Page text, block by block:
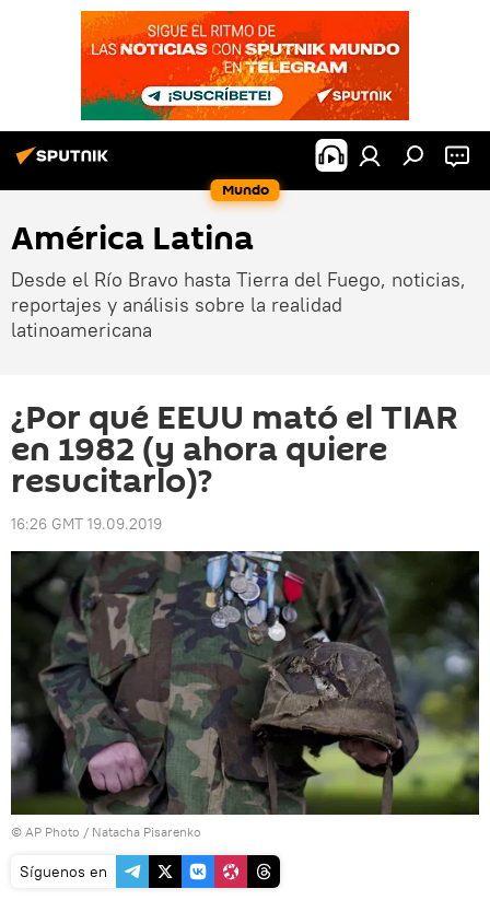
Mundo
América Latina
Desde el Río Bravo hasta Tierra del Fuego, noticias,
reportajes y análisis sobre la realidad
latinoamericana
¿Por qué EEUU mató el TIAR
en 1982 (y ahora quiere
resucitarlo)?
16:26 GMT 19.09.2019
© AP Photo / Natacha Pisarenko
Síguenos en